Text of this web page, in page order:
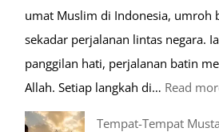
umat Muslim di Indonesia, umroh
sekadar perjalanan lintas negara.
panggilan hati, perjalanan batin
Allah. Setiap langkah di… Read
Tempat-Tempat